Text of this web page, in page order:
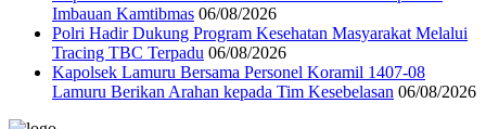
Imbauan Kamtibmas 06/08/2026
Polri Hadir Dukung Program Kesehatan Masyarakat Melalui
Tracing TBC Terpadu 06/08/2026
Kapolsek Lamuru Bersama Personel Koramil 1407-08
Lamuru Berikan Arahan kepada Tim Kesebelasan 06/08/2026